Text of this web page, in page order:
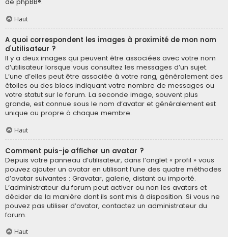
Haut
A quoi correspondent les images à proximité de mon nom
d’utilisateur ?
Il y a deux images qui peuvent être associées avec votre nom
d’utilisateur lorsque vous consultez les messages d’un sujet.
L’une d’elles peut être associée à votre rang, généralement des
étoiles ou des blocs indiquant votre nombre de messages ou
votre statut sur le forum. La seconde image, souvent plus
grande, est connue sous le nom d’avatar et généralement est
unique ou propre à chaque membre.
Haut
Comment puis-je afficher un avatar ?
Depuis votre panneau d’utilisateur, dans l’onglet « profil » vous
pouvez ajouter un avatar en utilisant l’une des quatre méthodes
d’avatar suivantes : Gravatar, galerie, distant ou importé.
L’administrateur du forum peut activer ou non les avatars et
décider de la manière dont ils sont mis à disposition. Si vous ne
pouvez pas utiliser d’avatar, contactez un administrateur du
forum.
Haut